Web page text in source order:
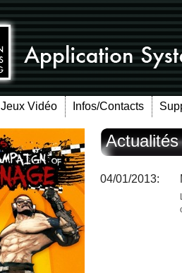
Jeux Vidéo Infos/Contacts
Actualités
04/01/2013: